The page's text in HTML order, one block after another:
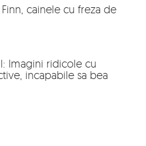
cainele cu freza de
Imagini ridicole cu
incapabile sa bea